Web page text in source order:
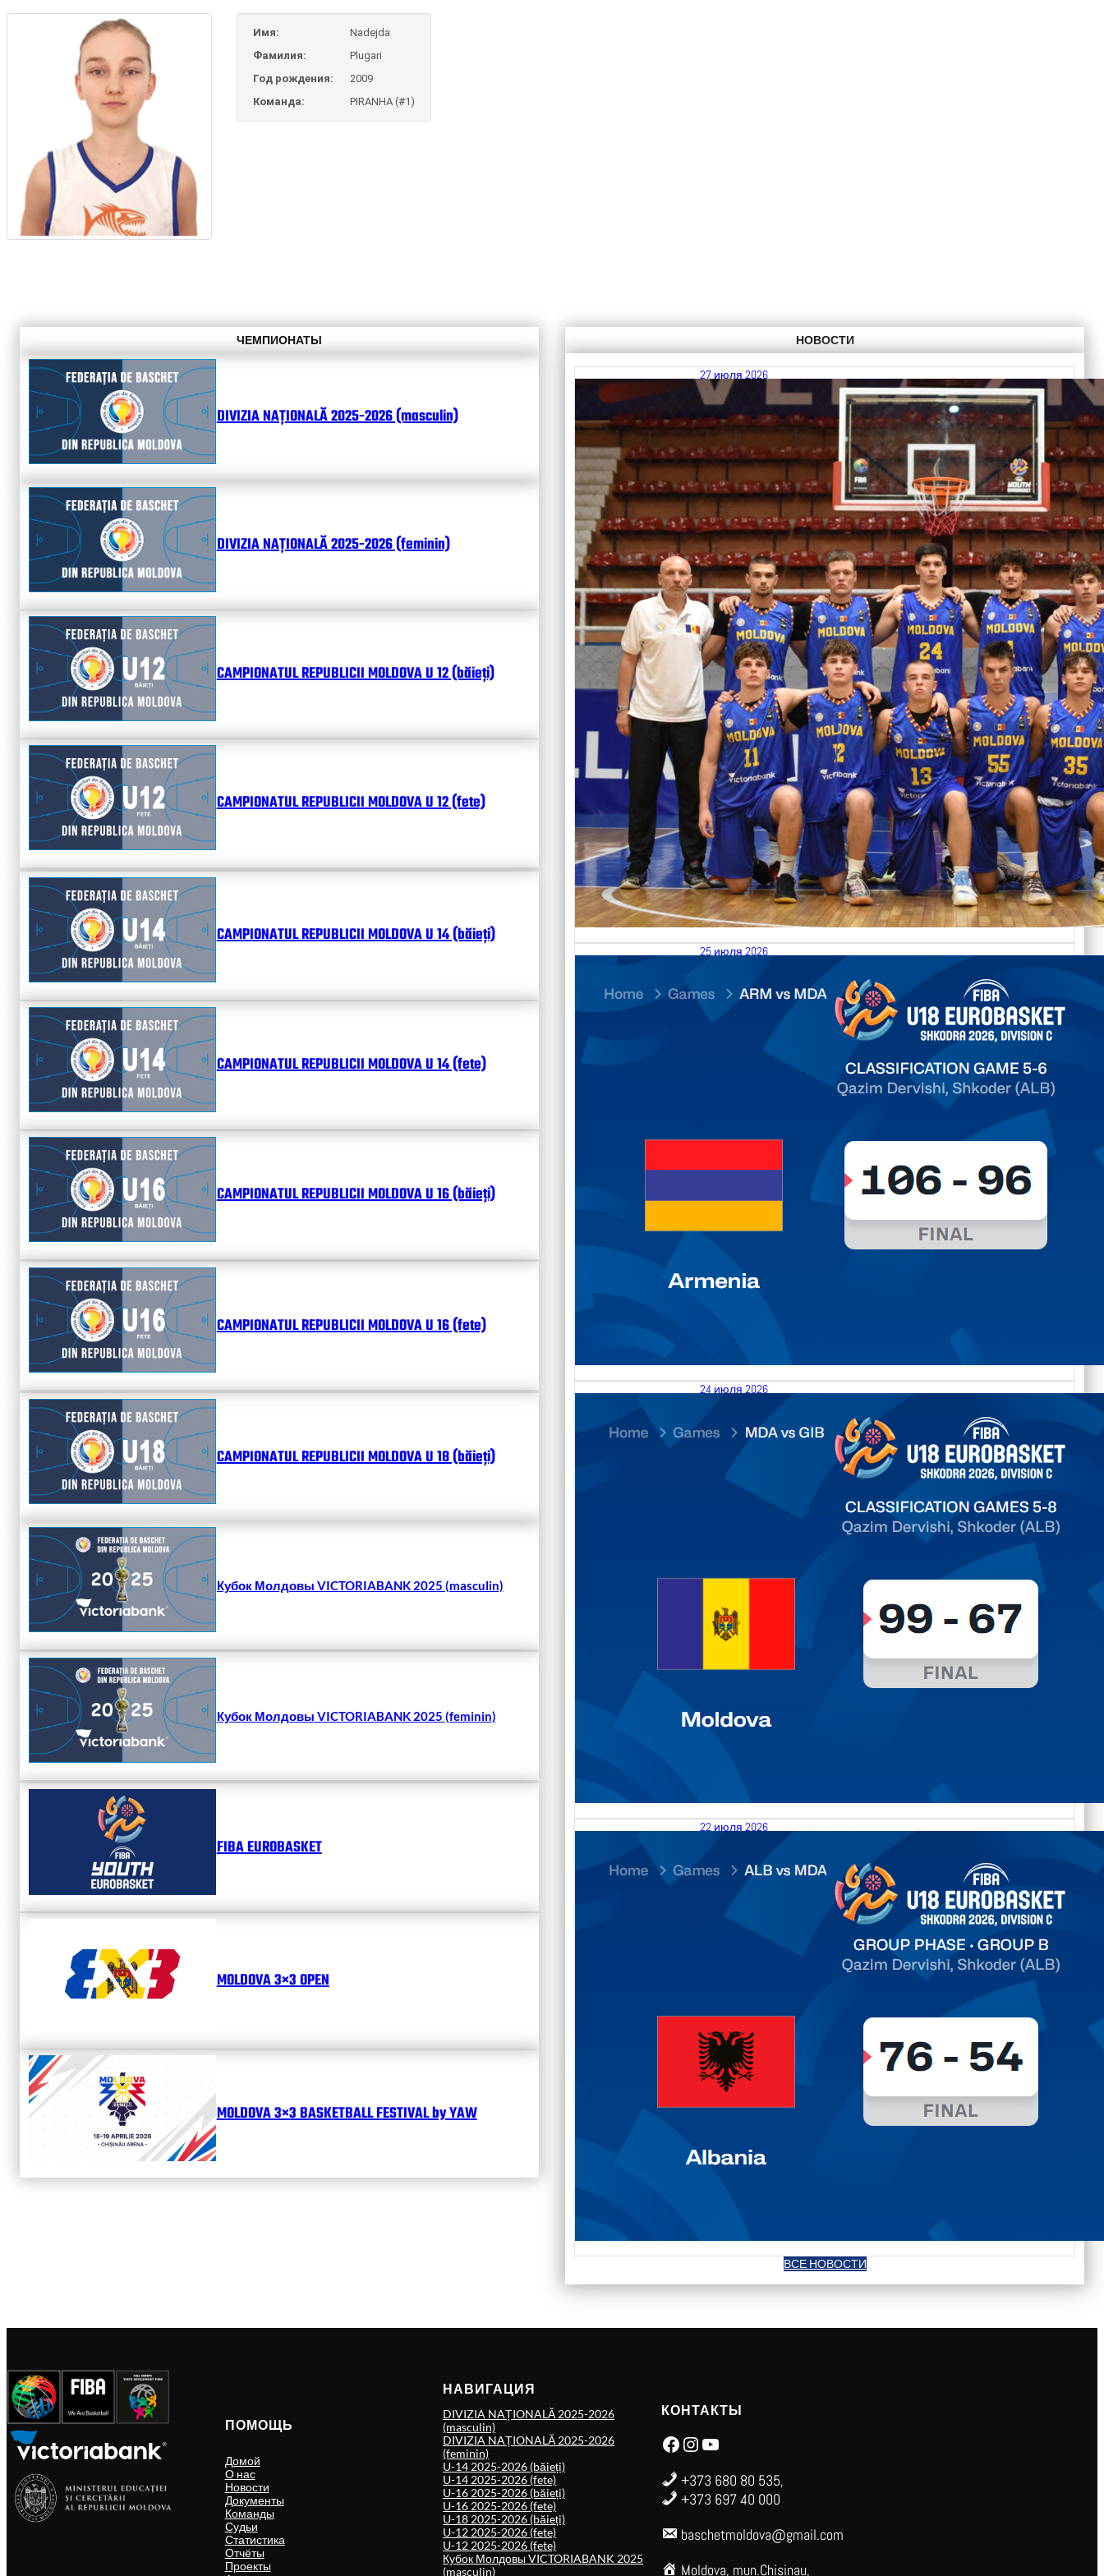
Имя:
Nadejda
Фамилия:
Plugari
Год рождения:
2009
Команда:
PIRANHA (#1)
ЧЕМПИОНАТЫ
DIVIZIA NAȚIONALĂ 2025-2026 (masculin)
DIVIZIA NAȚIONALĂ 2025-2026 (feminin)
CAMPIONATUL REPUBLICII MOLDOVA U 12 (băieți)
CAMPIONATUL REPUBLICII MOLDOVA U 12 (fete)
CAMPIONATUL REPUBLICII MOLDOVA U 14 (băieți)
CAMPIONATUL REPUBLICII MOLDOVA U 14 (fete)
CAMPIONATUL REPUBLICII MOLDOVA U 16 (băieți)
CAMPIONATUL REPUBLICII MOLDOVA U 16 (fete)
CAMPIONATUL REPUBLICII MOLDOVA U 18 (băieți)
Кубок Молдовы VICTORIABANK 2025 (masculin)
Кубок Молдовы VICTORIABANK 2025 (feminin)
FIBA EUROBASKET
MOLDOVA 3×3 OPEN
MOLDOVA 3×3 BASKETBALL FESTIVAL by YAW
НОВОСТИ
27 июля 2026
Итоги FIBA U18 EuroBasket 2026, Division C
КалендарьТаблица Выберите Обзор Статистика Матч сыгран 0
Читать далее
25 июля 2026
26.07.2026 Armenia vs Moldova FIBA U18 EuroBasket 2026,
Division C
КалендарьТаблица Выберите Обзор Статистика Матч сыгран 0
Читать далее
24 июля 2026
25.07.2026 Moldova vs Gibraltar FIBA U18 EuroBasket 2026,
Division C
КалендарьТаблица Выберите Обзор Статистика Матч сыгран 0
Читать далее
22 июля 2026
23.07.2026 Albania vs Moldova FIBA U18 EuroBasket 2026,
Division C
КалендарьТаблица Выберите Обзор Статистика Матч сыгран 0
Читать далее
ВСЕ НОВОСТИ
ПОМОЩЬ
Домой
О нас
Новости
Документы
Команды
Судьи
Статистика
Отчёты
Проекты
НАВИГАЦИЯ
DIVIZIA NAȚIONALĂ 2025-2026
(masculin)
DIVIZIA NAȚIONALĂ 2025-2026
(feminin)
U-14 2025-2026 (băieți)
U-14 2025-2026 (fete)
U-16 2025-2026 (băieți)
U-16 2025-2026 (fete)
U-18 2025-2026 (băieți)
U-12 2025-2026 (fete)
U-12 2025-2026 (fete)
Кубок Молдовы VICTORIABANK 2025
(masculin)
КОНТАКТЫ
Facebook Instagram YouTube
+373 680 80 535,
+373 697 40 000
baschetmoldova@gmail.com
Moldova, mun.Chisinau,